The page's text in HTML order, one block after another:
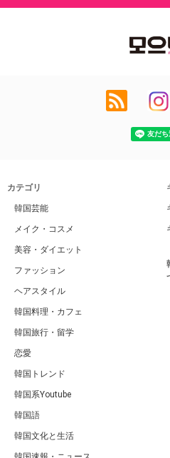
カテゴリ
韓国芸能
メイク・コスメ
美容・ダイエット
ファッション
ヘアスタイル
韓国料理・カフェ
韓国旅行・留学
恋愛
韓国トレンド
韓国系Youtube
韓国語
韓国文化と生活